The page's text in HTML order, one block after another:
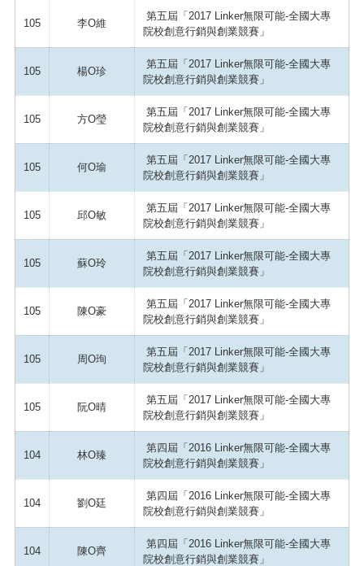
105 李O維
第五屆「2017 Linker無限可能-全國大專
院校創意行銷與創業競賽」
105 楊O珍
第五屆「2017 Linker無限可能-全國大專
院校創意行銷與創業競賽」
105 方O瑩
第五屆「2017 Linker無限可能-全國大專
院校創意行銷與創業競賽」
105 何O瑜
第五屆「2017 Linker無限可能-全國大專
院校創意行銷與創業競賽」
105 邱O敏
第五屆「2017 Linker無限可能-全國大專
院校創意行銷與創業競賽」
105 蘇O玲
第五屆「2017 Linker無限可能-全國大專
院校創意行銷與創業競賽」
105 陳O豪
第五屆「2017 Linker無限可能-全國大專
院校創意行銷與創業競賽」
105 周O珣
第五屆「2017 Linker無限可能-全國大專
院校創意行銷與創業競賽」
105 阮O晴
第五屆「2017 Linker無限可能-全國大專
院校創意行銷與創業競賽」
104 林O臻
第四屆「2016 Linker無限可能-全國大專
院校創意行銷與創業競賽」
104 劉O廷
第四屆「2016 Linker無限可能-全國大專
院校創意行銷與創業競賽」
104 陳O齊
第四屆「2016 Linker無限可能-全國大專
院校創意行銷與創業競賽」